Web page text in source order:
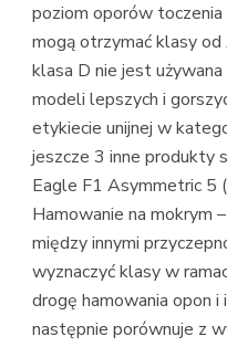
poziom oporów toczenia
mogą otrzymać klasy
klasa D nie jest
modeli lepszych i
etykiecie unijnej w
jeszcze 3 inne produkty
Eagle F1 Asymmetric 5
Hamowanie na mokrym
między innymi
wyznaczyć klasy w
drogę hamowania opon i
następnie porównuje z